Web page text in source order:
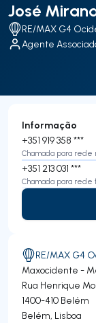
José
RE/MAX G4
Agente
Informação
+351 919 358 ***
Chamada para rede
+351 213 031 ***
Chamada para rede
RE/MAX G4
Maxocidente -
Rua Henrique
1400-410 Belém
Belém, Lisboa